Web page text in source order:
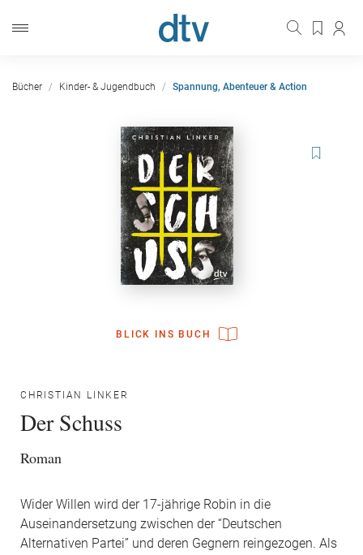
Bücher Kinder- & Jugendbuch Spannung, Abenteuer & Action
BLICK INS BUCH
CHRISTIAN LINKER
Der Schuss
Roman
Wider Willen wird der 17-jährige Robin in die
Auseinandersetzung zwischen der “Deutschen
Alternativen Partei” und deren Gegnern reingezogen. Als